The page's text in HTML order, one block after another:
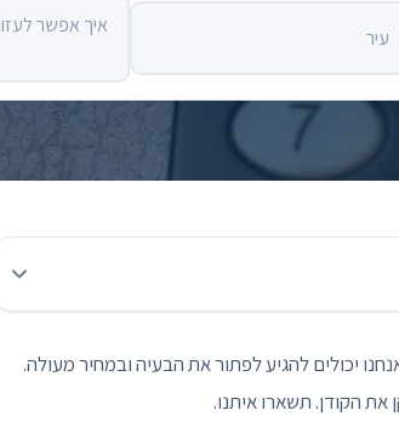
איך אפשר לעזור?
יכולים להגיע לפתור את הבעיה ובמחיר מעולה.
הקודן. תשארו איתנו.